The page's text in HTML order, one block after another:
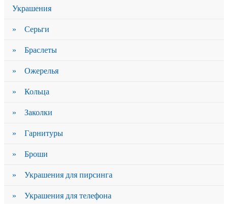
Украшения
» Серьги
» Браслеты
» Ожерелья
» Кольца
» Заколки
» Гарнитуры
» Броши
» Украшения для пирсинга
» Украшения для телефона